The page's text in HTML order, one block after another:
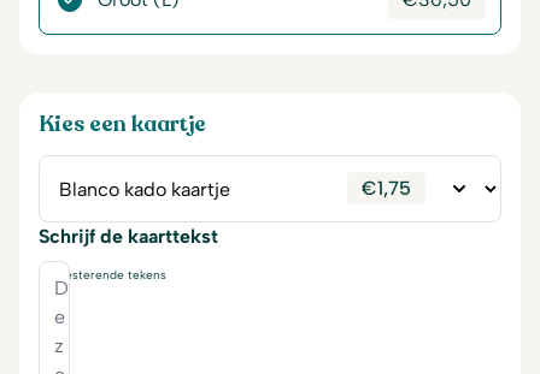
Kies een kaartje
€1,75
Schrijf de kaarttekst
resterende tekens